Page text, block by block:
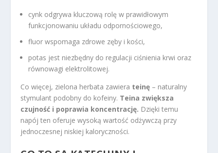
cynk odgrywa kluczową rolę w prawidłowym
funkcjonowaniu układu odpornościowego,
fluor wspomaga zdrowe zęby i kości,
potas jest niezbędny do regulacji ciśnienia krwi oraz
równowagi elektrolitowej.
Co więcej, zielona herbata zawiera teinę – naturalny
stymulant podobny do kofeiny. Teina zwiększa
czujność i poprawia koncentrację. Dzięki temu
napój ten oferuje wysoką wartość odżywczą przy
jednoczesnej niskiej kaloryczności.